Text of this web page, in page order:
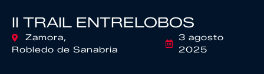
II TRAIL ENTRELOBOS
Zamora,
Robledo de Sanabria
3 agosto
2025